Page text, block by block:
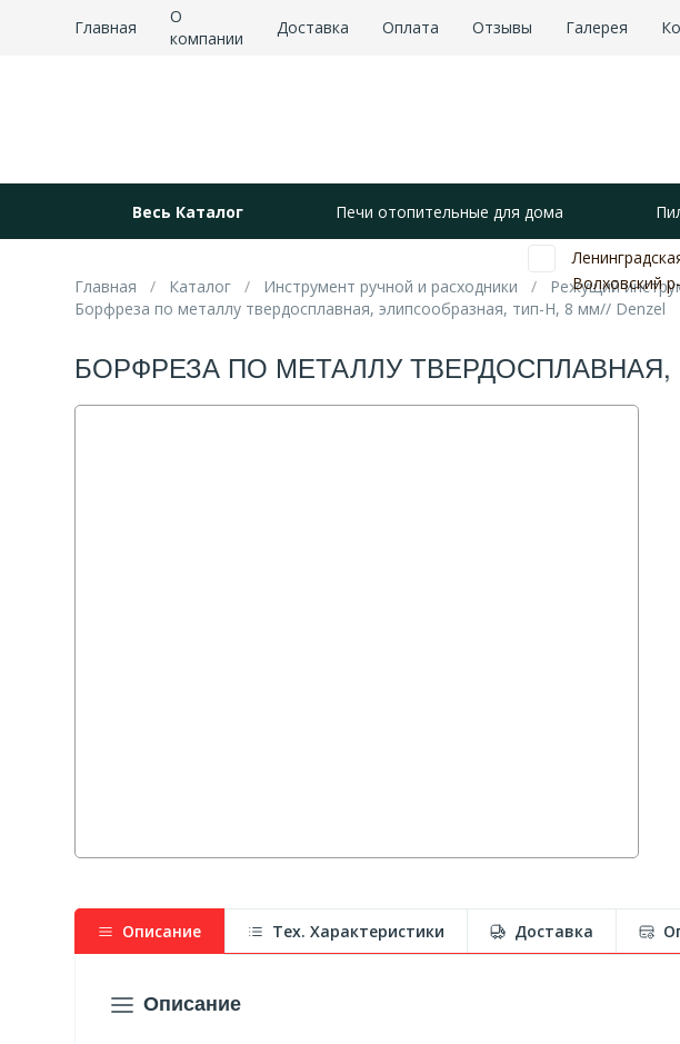
Главная
О
компании
Доставка Оплата Отзывы Галерея
Волховский
Весь Каталог Печи отопительные для дома
Главная Каталог Инструмент ручной и расходники Режущий
Борфреза по металлу твердосплавная, элипсообразная, тип-H, 8 мм// Denzel
БОРФРЕЗА ПО МЕТАЛЛУ ТВЕРДОСПЛАВНАЯ,
Описание
Описание
Тех. Характеристики Доставка